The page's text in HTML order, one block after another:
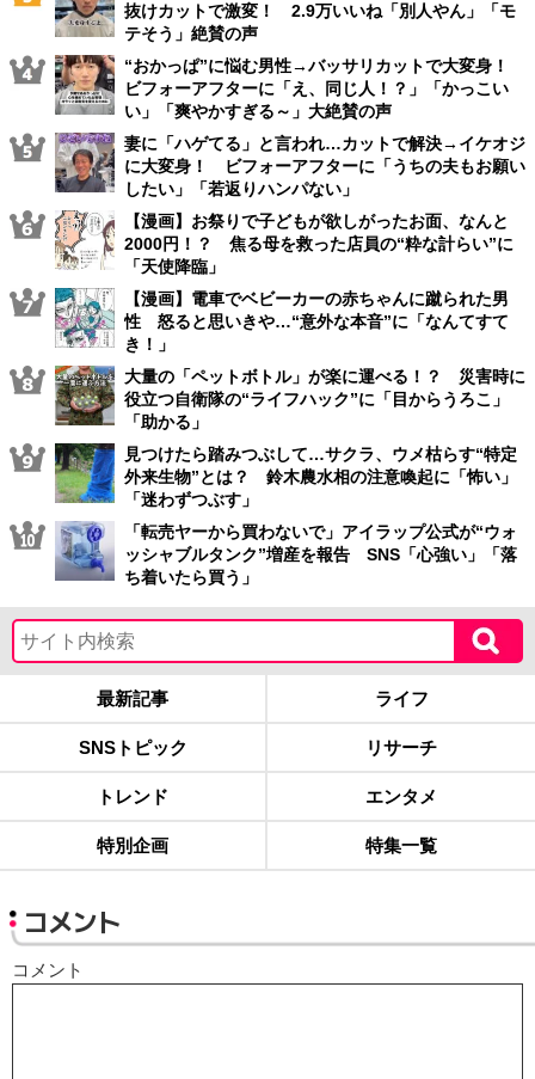
抜けカットで激変！ 2.9万いいね「別人やん」「モ
テそう」絶賛の声
“おかっぱ”に悩む男性→バッサリカットで大変身！
ビフォーアフターに「え、同じ人！？」「かっこい
い」「爽やかすぎる～」大絶賛の声
妻に「ハゲてる」と言われ…カットで解決→イケオジ
に大変身！ ビフォーアフターに「うちの夫もお願い
したい」「若返りハンパない」
【漫画】お祭りで子どもが欲しがったお面、なんと
2000円！？ 焦る母を救った店員の“粋な計らい”に
「天使降臨」
【漫画】電車でベビーカーの赤ちゃんに蹴られた男
性 怒ると思いきや…“意外な本音”に「なんてすて
き！」
大量の「ペットボトル」が楽に運べる！？ 災害時に
役立つ自衛隊の“ライフハック”に「目からうろこ」
「助かる」
見つけたら踏みつぶして…サクラ、ウメ枯らす“特定
外来生物”とは？ 鈴木農水相の注意喚起に「怖い」
「迷わずつぶす」
「転売ヤーから買わないで」アイラップ公式が“ウォ
ッシャブルタンク”増産を報告 SNS「心強い」「落
ち着いたら買う」
最新記事 ライフ
SNSトピック リサーチ
トレンド エンタメ
特別企画 特集一覧
コメント
コメント